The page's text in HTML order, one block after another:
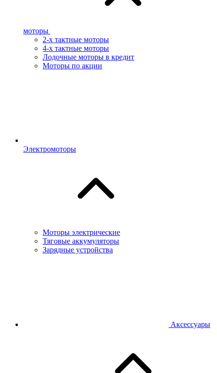
моторы
2-х тактные моторы
4-х тактные моторы
Лодочные моторы в кредит
Моторы по акции
Электромоторы
Моторы электрические
Тяговые аккумуляторы
Зарядные устройства
Аксессуары